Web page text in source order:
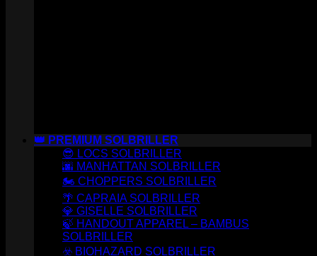
👑 PREMIUM SOLBRILLER
😎 LOCS SOLBRILLER
🌆 MANHATTAN SOLBRILLER
🏍️ CHOPPERS SOLBRILLER
🌴 CAPRAIA SOLBRILLER
💎 GISELLE SOLBRILLER
🍃 HANDOUT APPAREL – BAMBUS
SOLBRILLER
☣️ BIOHAZARD SOLBRILLER